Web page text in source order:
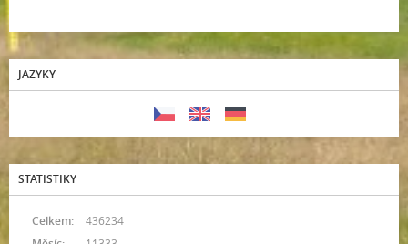
JAZYKY
STATISTIKY
Celkem:
436234